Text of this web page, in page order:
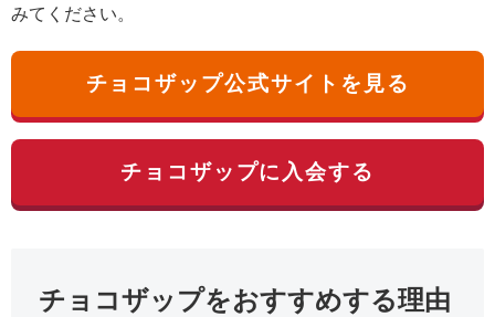
みてください。
チョコザップ公式サイトを見る
チョコザップに入会する
チョコザップをおすすめする理由